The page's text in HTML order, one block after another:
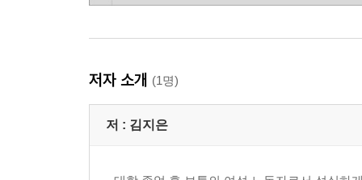
저자 소개 (1명)
저 : 김지은